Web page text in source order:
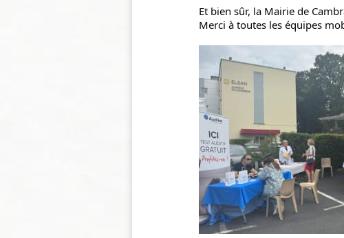
Et bien sûr, la Mairie de
Merci à toutes les équipes